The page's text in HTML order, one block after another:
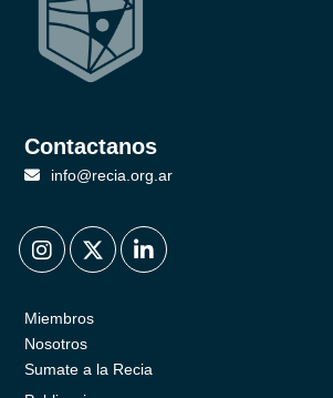
Contactanos
info@recia.org.ar
. . .
Miembros
Nosotros
Sumate a la Recia